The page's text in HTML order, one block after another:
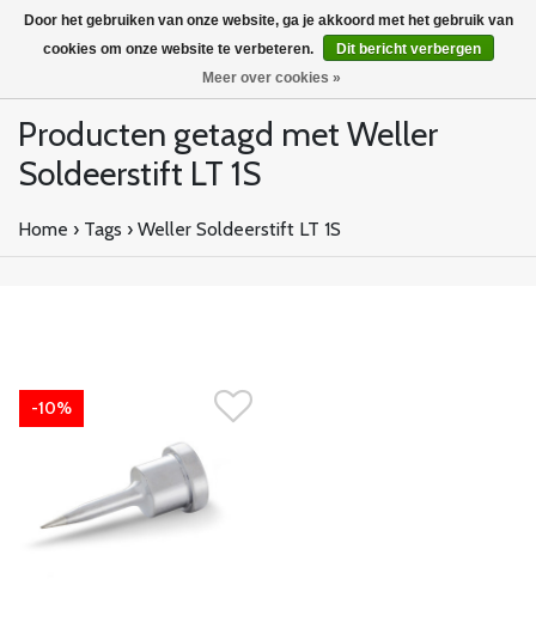
Producten getagd met Weller
Soldeerstift LT 1S
Home › Tags › Weller Soldeerstift LT 1S
-10%
Door het gebruiken van onze website, ga je akkoord met het gebruik van
cookies om onze website te verbeteren.
Dit bericht verbergen
Meer over cookies »